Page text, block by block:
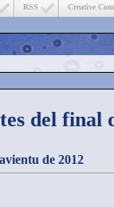
Creative
RSS
del final
de 2012